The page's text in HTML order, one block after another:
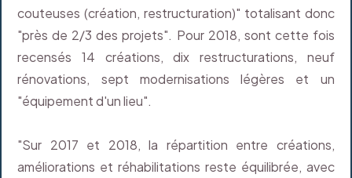
couteuses (création, restructuration)" totalisant donc
"près de 2/3 des projets". Pour 2018, sont cette fois
recensés 14 créations, dix restructurations, neuf
rénovations, sept modernisations légères et un
"équipement d'un lieu".
"Sur 2017 et 2018, la répartition entre créations,
améliorations et réhabilitations reste équilibrée, avec